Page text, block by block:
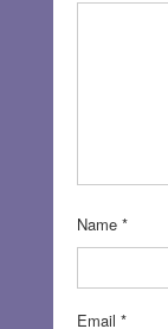
Name *
Email *